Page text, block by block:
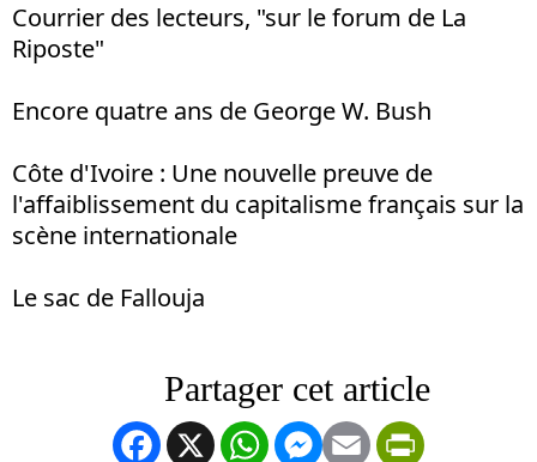
Courrier des lecteurs, "sur le forum de La
Riposte"
Encore quatre ans de George W. Bush
Côte d'Ivoire : Une nouvelle preuve de
l'affaiblissement du capitalisme français sur la
scène internationale
Le sac de Fallouja
Facebook
X WhatsApp
Messenger
Email